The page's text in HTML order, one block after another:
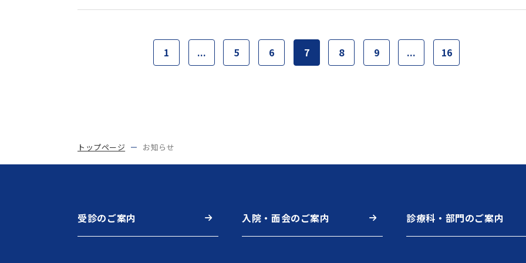
1 ... 5 6 7 8 9 ... 16
トップページ お知らせ
受診のご案内 入院・面会のご案内 診療科・部門のご案内